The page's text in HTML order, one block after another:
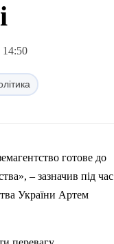
14:50
готове до
– зазначив під час
України Артем